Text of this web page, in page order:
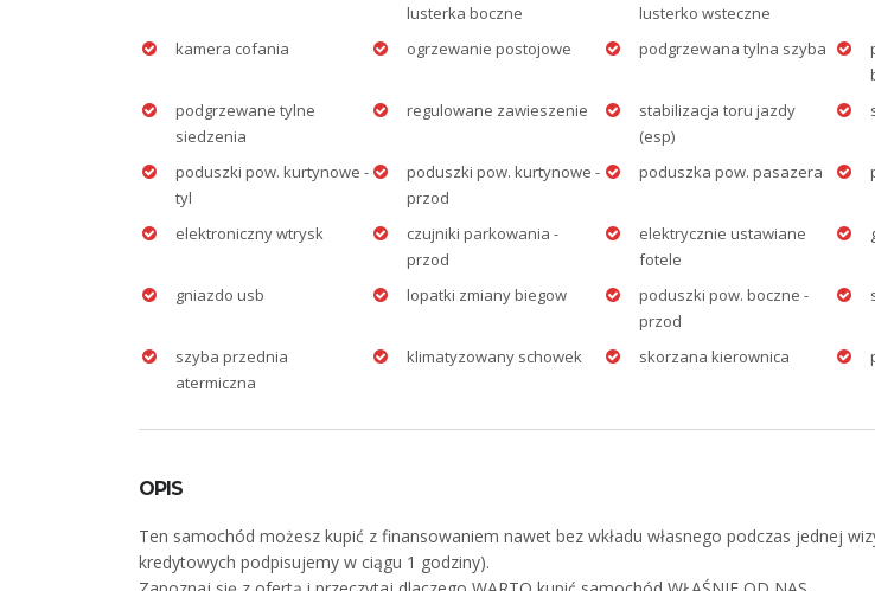
lusterka boczne
lusterko wsteczne
kamera cofania ogrzewanie postojowe podgrzewana tylna szyba
podgrzewane tylne
siedzenia
regulowane zawieszenie
stabilizacja toru jazdy
(esp)
poduszki pow. kurtynowe -
tyl
poduszki pow. kurtynowe -
przod
poduszka pow. pasazera
elektroniczny wtrysk
czujniki parkowania -
przod
elektrycznie ustawiane
fotele
gniazdo usb lopatki zmiany biegow
poduszki pow. boczne -
przod
szyba przednia
atermiczna
klimatyzowany schowek skorzana kierownica
OPIS
Ten samochód możesz kupić z finansowaniem nawet bez wkładu własnego podczas jednej
kredytowych podpisujemy w ciągu 1 godziny).